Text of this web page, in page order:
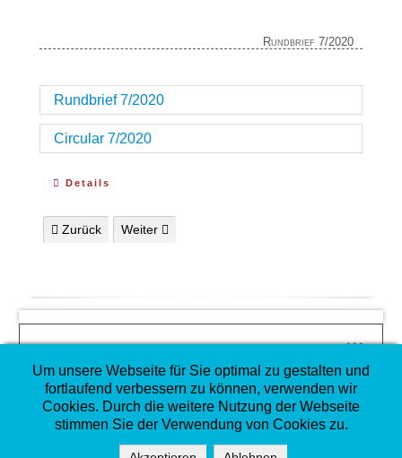
↑↑↑
Gesellschaft für Christlich-Jüdische Zusammenarbeit in
Lippe e. V.
Mitglied im
Deutscher Koordinierungsrat der
Gesellschaften für Christlich-Jüdische Zusammenarbeit
Rundbrief 7/2020
Rundbrief 7/2020
Circular 7/2020
Details
Vorheriger Beitrag: Rundbrief 1/2021
Zurück Nächster Beitrag: Rundbrief 6/2020
Weiter
Um unsere Webseite für Sie optimal zu gestalten und
fortlaufend verbessern zu können, verwenden wir
Cookies. Durch die weitere Nutzung der Webseite
stimmen Sie der Verwendung von Cookies zu.